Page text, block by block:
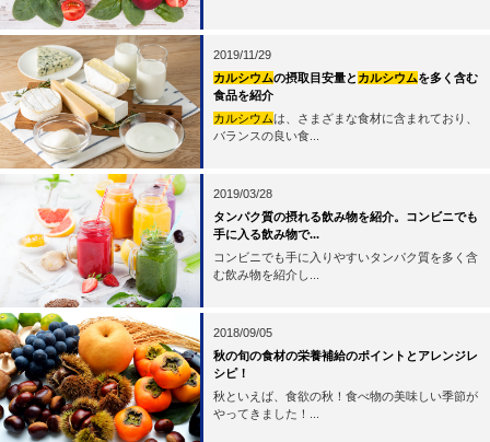
2019/11/29
カルシウムの摂取目安量と カルシウムを多く含む
食品を紹介
カルシウムは、さまざまな食材に含まれており、
バランスの良い食...
2019/03/28
タンパク質の摂れる飲み物を紹介。コンビニでも
手に入る飲み物で...
コンビニでも手に入りやすいタンパク質を多く含
む飲み物を紹介し...
2018/09/05
秋の旬の食材の栄養補給のポイントとアレンジレ
シピ！
秋といえば、食欲の秋！食べ物の美味しい季節が
やってきました！...